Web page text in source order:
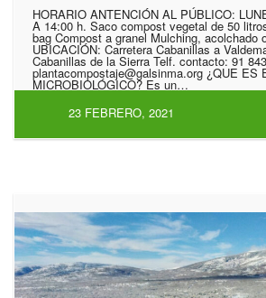
HORARIO ANTENCIÓN AL PÚBLICO:
A 14:00 h. Saco compost vegetal de 50
bag Compost a granel Mulching, acolchado
UBICACIÓN: Carretera Cabanillas a
Cabanillas de la Sierra Telf. contacto: 91
plantacompostaje@galsinma.org ¿QUE ES
MICROBIOLÓGICO? Es un…
23 FEBRERO, 2021